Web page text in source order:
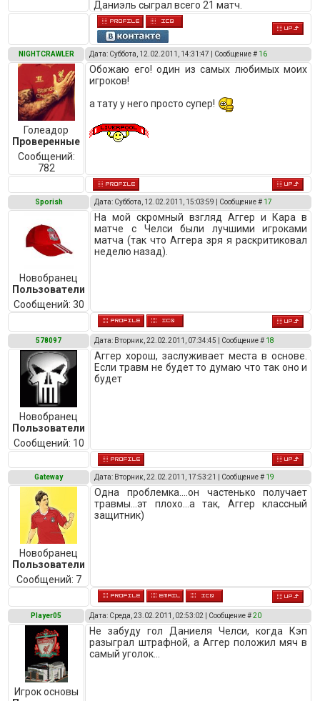
Даниэль сыграл всего 21 матч.
NIGHTCRAWLER Дата: Суббота, 12.02.2011, 14:31:47 | Сообщение # 16
Голеадор
Проверенные
Сообщений:
782
Обожаю его! один из самых любимых моих
игроков!
а тату у него просто супер!
Sporish Дата: Суббота, 12.02.2011, 15:03:59 | Сообщение # 17
Новобранец
Пользователи
Сообщений: 30
На мой скромный взгляд Аггер и Кара в
матче с Челси были лучшими игроками
матча (так что Аггера зря я раскритиковал
неделю назад).
578097 Дата: Вторник, 22.02.2011, 07:34:45 | Сообщение # 18
Новобранец
Пользователи
Сообщений: 10
Аггер хорош, заслуживает места в основе.
Если травм не будет то думаю что так оно и
будет
Gateway Дата: Вторник, 22.02.2011, 17:53:21 | Сообщение # 19
Новобранец
Пользователи
Сообщений: 7
Одна проблемка....он частенько получает
травмы...эт плохо...а так, Аггер классный
защитник)
Player05 Дата: Среда, 23.02.2011, 02:53:02 | Сообщение #20
Игрок основы
Не забуду гол Даниеля Челси, когда Кэп
разыграл штрафной, а Аггер положил мяч в
самый уголок...